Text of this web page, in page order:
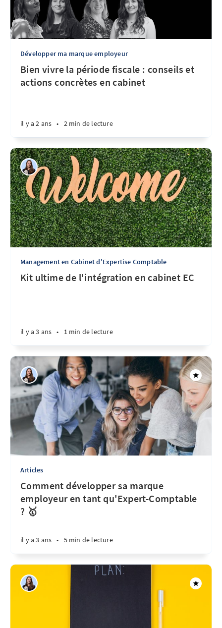
Développer ma marque employeur
Bien vivre la période fiscale : conseils et
actions concrètes en cabinet
il y a 2 ans • 2 min de lecture
Management en Cabinet d'Expertise Comptable
Kit ultime de l'intégration en cabinet EC
il y a 3 ans • 1 min de lecture
Articles
Comment développer sa marque
employeur en tant qu'Expert-Comptable
? 🥇
il y a 3 ans • 5 min de lecture